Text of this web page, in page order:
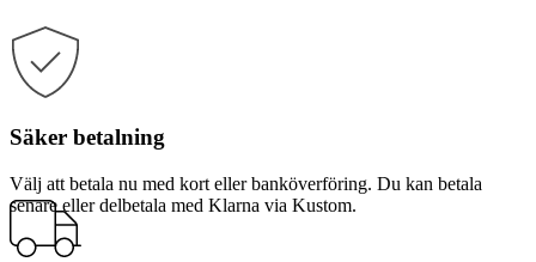
Säker betalning
Välj att betala nu med kort eller banköverföring. Du kan betala
senare eller delbetala med Klarna via Kustom.